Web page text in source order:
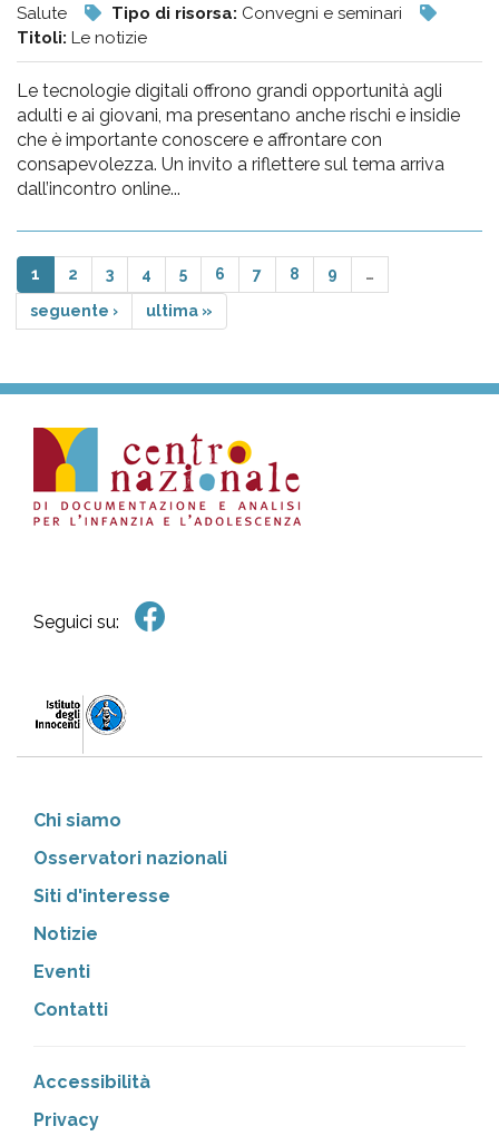
Salute
Tipo di risorsa: Convegni e seminari
Titoli: Le notizie
Le tecnologie digitali offrono grandi opportunità agli
adulti e ai giovani, ma presentano anche rischi e insidie
che è importante conoscere e affrontare con
consapevolezza. Un invito a riflettere sul tema arriva
dall’incontro online...
1 2 3 4 5 6 7 8 9 …
seguente › ultima »
Seguici su:
Chi siamo
Osservatori nazionali
Siti d'interesse
Notizie
Eventi
Contatti
Accessibilità
Privacy